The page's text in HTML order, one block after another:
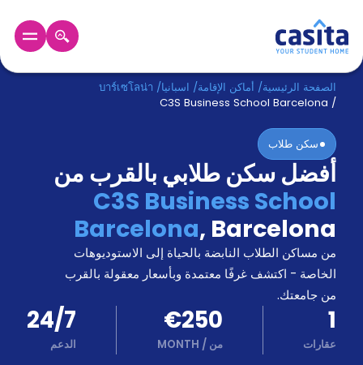
الرئيسية عربي EUR
دخول
حجز
السكن
من
نحن؟
المدونة
أخبر
أصدقائك
و
اكسب
كن
شريكا
الدعم
الصفحة الرئيسية/ أماكن الإقامة/ اسبانيا/
บาร์เซโลน่า
/
C3S Business School Barcelona
سكن طلاب
أفضل سكن طلابي بالقرب من
C3S Business School
Barcelona, Barcelona
من مساكن الطلاب النابضة بالحياة إلى الاستوديوهات
الخاصة - اكتشف غرفًا معتمدة وبأسعار معقولة بالقرب
من جامعتك.
1
عقارات
€250
من /
MONTH
24/7
الدعم